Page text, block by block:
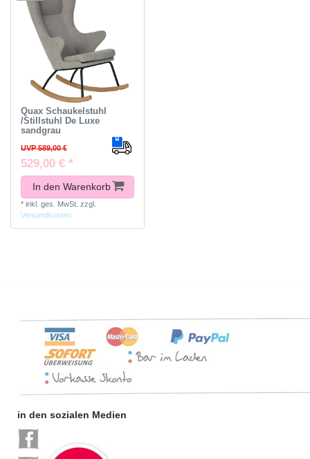
Quax Schaukelstuhl
/Stillstuhl De Luxe
sandgrau
UVP 589,00 €
529,00 € *
In den Warenkorb
* inkl. ges. MwSt. zzgl.
Versandkosten
in den sozialen Medien